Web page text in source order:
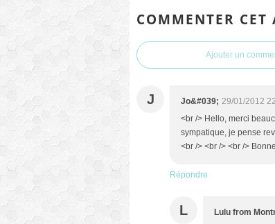
COMMENTER CET
Ajouter un
J Jo&#039; 29/01/2012
<br /> Hello, merci
sympatique, je pense
<br /> <br /> <br />
Répondre
L Lulu from